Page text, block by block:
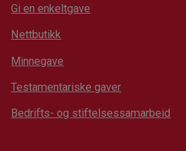
Gi en enkeltgave
Nettbutikk
Minnegave
Testamentariske gaver
Bedrifts- og stiftelsessamarbeid